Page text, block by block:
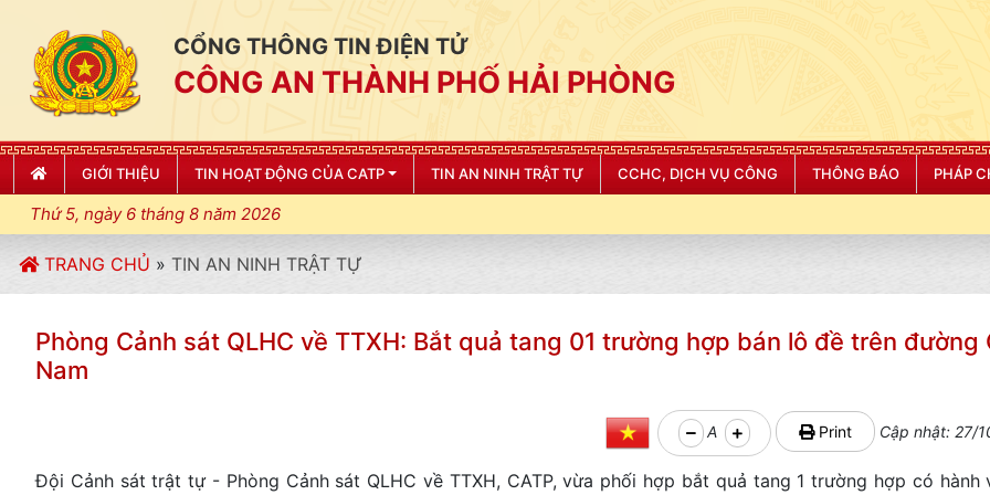
CỔNG THÔNG TIN ĐIỆN TỬ
CÔNG AN THÀNH PHỐ HẢI PHÒNG
GIỚI THIỆU TIN HOẠT ĐỘNG CỦA CATP TIN AN NINH TRẬT TỰ CCHC, DỊCH VỤ CÔNG THÔNG BÁO PHÁP
Thứ 5, ngày 6 tháng 8 năm 2026
TRANG CHỦ » TIN AN NINH TRẬT TỰ
Phòng Cảnh sát QLHC về TTXH: Bắt quả tang 01 trường hợp bán lô đề trên đường
Nam
A Print Cập nhật: 27/
Đội Cảnh sát trật tự - Phòng Cảnh sát QLHC về TTXH, CATP, vừa phối hợp bắt quả tang 1 trường hợp có hành